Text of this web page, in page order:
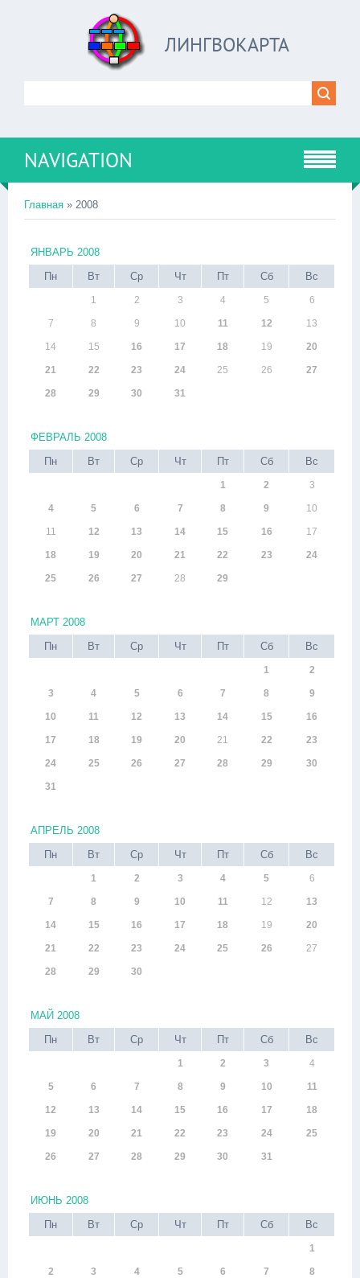
ЛИНГВОКАРТА
NAVIGATION
Главная » 2008
ЯНВАРЬ 2008
Пн
Вт Ср Чт Пт Сб Вс
1 2 3 4 5 6
7 8 9 10 11 12 13
14 15 16 17 18 19 20
21 22 23 24 25 26 27
28 29 30 31
ФЕВРАЛЬ 2008
Пн
Вт Ср Чт Пт Сб Вс
1 2 3
4 5 6 7 8 9 10
11 12 13 14 15 16 17
18 19 20 21 22 23 24
25 26 27 28 29
МАРТ 2008
Пн
Вт Ср Чт Пт Сб Вс
1 2
3 4 5 6 7 8 9
10 11 12 13 14 15 16
17 18 19 20 21 22 23
24 25 26 27 28 29 30
31
АПРЕЛЬ 2008
Пн
Вт Ср Чт Пт Сб Вс
1 2 3 4 5 6
7 8 9 10 11 12 13
14 15 16 17 18 19 20
21 22 23 24 25 26 27
28 29 30
МАЙ 2008
Пн
Вт Ср Чт Пт Сб Вс
1 2 3 4
5 6 7 8 9 10 11
12 13 14 15 16 17 18
19 20 21 22 23 24 25
26 27 28 29 30 31
ИЮНЬ 2008
Пн
Вт Ср Чт Пт Сб Вс
1
2 3 4 5 6 7 8